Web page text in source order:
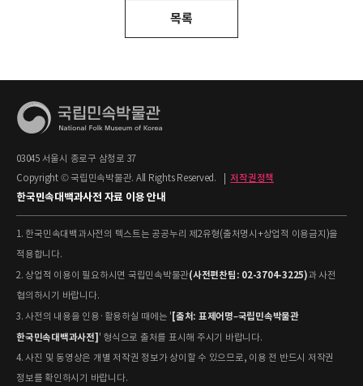
목록
03045 서울시 종로구 삼청로 37
Copyright © 국립민속박물관. All Rights Reserved.
저작권정책
한국민속대백과사전 자료 이용 안내
1. 한국민속대백과사전의 텍스트는 공공누리 제2유형(출처명시+상업적 이용금지)을
적용합니다.
2. 상업적 이용이 필요하시면 국립민속박물관(사전편찬팀: 02-3704-3225)과 사전
협의하시기 바랍니다.
3. 사전의 내용을 인용·활용하실 때에는 ' [출처: 표제어명–국립민속박물관
한국민속대백과사전] ' 형식으로 출처를 표시해 주시기 바랍니다.
4. 사진 및 동영상은 개별 저작권 정보가 상이할 수 있으므로, 이용 전 반드시 저작권
정보를 확인하시기 바랍니다.